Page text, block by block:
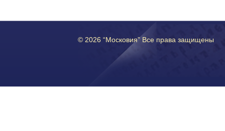
© 2026 “Московия” Все права защищены